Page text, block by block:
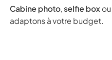
Cabine photo,selfie box
adaptons à votre budget.